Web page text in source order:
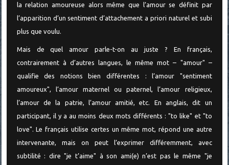
la relation amoureuse alors même que l’amour se définit par
l’apparition d’un sentiment d’attachement a priori naturel et subi
plus que voulu.
Mais de quel amour parle-t-on au juste ? En français,
contrairement à d’autres langues, le même mot – "amour" –
qualifie des notions bien différentes : l’amour "sentiment
amoureux", l’amour maternel ou paternel, l’amour religieux,
l’amour de la patrie, l’amour amitié, etc. En anglais, dit un
participant, il y a au moins deux mots différents : "to like" et "to
love". Le français utilise certes un même mot, répond une autre
intervenante, mais on peut l’exprimer différemment, avec
subtilité : dire "je t’aime" à son ami(e) n’est pas le même "je